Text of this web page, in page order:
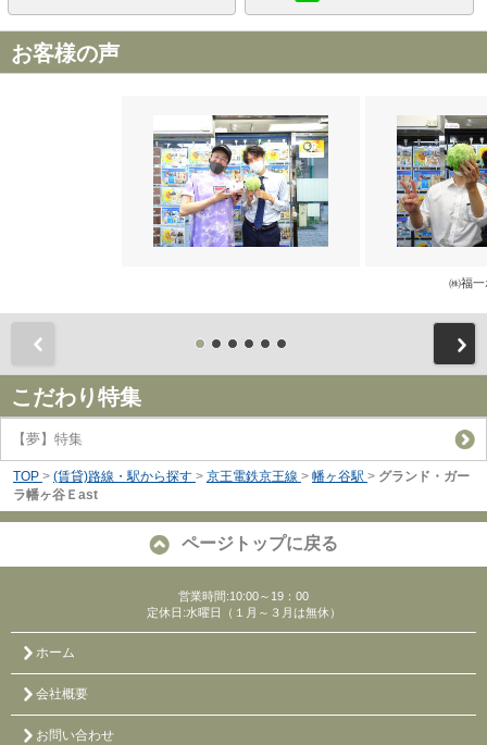
お客様の声
㈱福一
こだわり特集
【夢】特集
TOP > (賃貸)路線・駅から探す > 京王電鉄京王線 > 幡ヶ谷駅 > グランド・ガー
ラ幡ヶ谷Ｅast
ページトップに戻る
営業時間:10:00～19：00
定休日:水曜日（１月～３月は無休）
ホーム
会社概要
お問い合わせ